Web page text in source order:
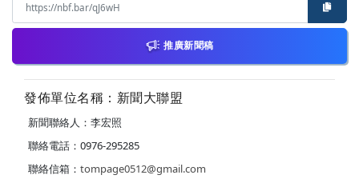
推廣新聞稿
發佈單位名稱：新聞大聯盟
新聞聯絡人：李宏照
聯絡電話：0976-295285
聯絡信箱： tompage0512@gmail.com